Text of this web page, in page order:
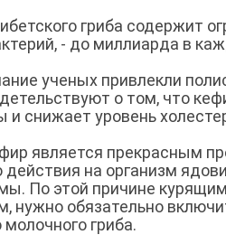
гриба содержит
- до миллиарда в
ученых привлекли
о том, что
и снижает уровень
является прекрасным
действия на организм
По этой причине
нужно обязательно
гриба.